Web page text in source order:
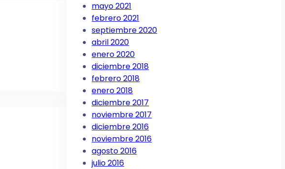
mayo 2021
febrero 2021
septiembre 2020
abril 2020
enero 2020
diciembre 2018
febrero 2018
enero 2018
diciembre 2017
noviembre 2017
diciembre 2016
noviembre 2016
agosto 2016
julio 2016